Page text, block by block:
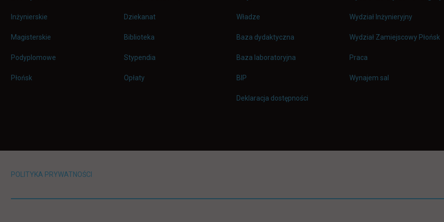
Inżynierskie
Magisterskie
Podyplomowe
Płońsk
Dziekanat
Biblioteka
Stypendia
Opłaty
Władze
Baza dydaktyczna
Baza laboratoryjna
BIP
Deklaracja dostępności
Wydział Inżynieryjny
Wydział Zamiejscowy Płońsk
Pracalink otwiera się w nowej
Wynajem sal
POLITYKA PRYWATNOŚCI